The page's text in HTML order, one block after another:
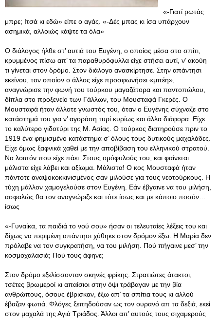
«-Γιατί ρωτάς
μπρε; Ιτσά κι εδώ» είπε ο αγάς. «-Δές μπας κι ίσα υπάρχουν
ασημικά, αλλοιώς κάψτε τα όλα»
Ο διάλογος ήλθε στ’ αυτιά του Ευγένη, ο οποίος μέσα στο σπίτι,
κρυμμένος πίσω απ’ τα παραθυρόφυλλα είχε στήσει αυτί, ν’ ακούη
τι γίνεται στον δρόμο. Στον διάλογο ανασκίρτησε. Στην απάντησι
εκείνου, τον οποίον ο άλλος είχε προσφωνήσει «μπέη»,
αναγνώρισε την φωνή του τούρκου μαγαζάτορα και παντοπώλου,
δίπλα στο προξενείο των Γάλλων, του Μουσταφά Γκερές. Ο
Μουσταφά ήταν άλλοτε γνωστός του, όταν ο Ευγένης σύχναζε στο
κατάστημά του για ν’ αγοράση τυρί κυρίως και άλλα διάφορα. Είχε
το καλύτερο γιδοτύρι της Μ. Ασίας. Ο τούρκος διατηρούσε πριν το
1919 ένα φημισμένο κατάστημα σ’ όλους τους δυτικούς μαχαλάδες.
Είχε όμως ξαφνικά χαθεί με την αποβίβαση του ελληνικού στρατού.
Να λοιπόν που είχε πάει. Στους ομόφυλούς του, και φαίνεται
μάλιστα είχε λάβει και αξίωμα. Μάλιστα! Ο κος Μουσταφά ήταν
πάντοτε αναψοκοκκινισμένος σαν μιλούσε για τους νεοτούρκους. Η
τύχη μάλλον χαμογελούσε στον Ευγένη. Εάν έβγαινε να του μιλήση,
ασφαλώς θα τον αναγνώριζε και τότε ίσως και με κάποιο ποσόν…
ίσως
«-Γυναίκα, τα παιδιά το νού σου» ήσαν οι τελευταίες λέξεις του και
δίχως να περιμένη απάντησι χύθηκε στον δρόμον έξω. Η Μαρία δεν
πρόλαβε να τον συγκρατήση, να του μιλήση. Πού πήγαινε μεσ’ την
κοσμοχαλασιά; Πού τους άφηνε;
Στον δρόμο εξελίσσονταν σκηνές φρίκης. Στρατιώτες άτακτοι,
τσέτες βρωμεροί κι απαίσιοι στην όψι τράβαγαν με την βία
ανθρώπους, όσους έβρισκαν, έξω απ’ τα σπίτια τους κι αλλού
έβαζαν φωτιά. Φλόγες ξεπηδούσαν ως τον ουρανό απ τα δεξιά, εκεί
στον μαχαλά της Αγιά Τριάδος. Άλλοι απ’ αυτούς τους σιχαμερούς